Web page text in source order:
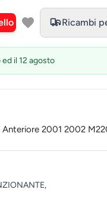
Ricambi
il 12 agosto
Anteriore 2001 2002